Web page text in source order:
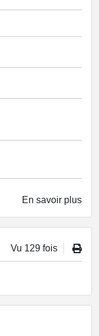
En savoir plus
Vu 129 fois